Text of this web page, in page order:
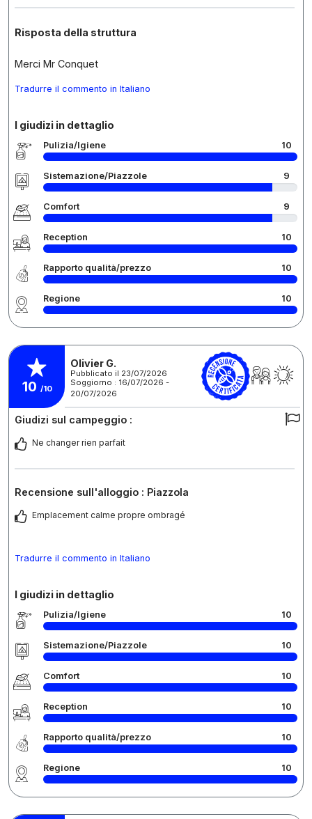
Risposta della struttura
Merci Mr Conquet
Tradurre il commento in Italiano
I giudizi in dettaglio
Pulizia/Igiene 10
Sistemazione/Piazzole 9
Comfort 9
Reception 10
Rapporto qualità/prezzo 10
Regione 10
10 /10
Olivier G.
Pubblicato il 23/07/2026
Soggiorno : 16/07/2026 -
20/07/2026
Giudizi sul campeggio :
Ne changer rien parfait
Recensione sull'alloggio : Piazzola
Emplacement calme propre ombragé
Tradurre il commento in Italiano
I giudizi in dettaglio
Pulizia/Igiene 10
Sistemazione/Piazzole 10
Comfort 10
Reception 10
Rapporto qualità/prezzo 10
Regione 10